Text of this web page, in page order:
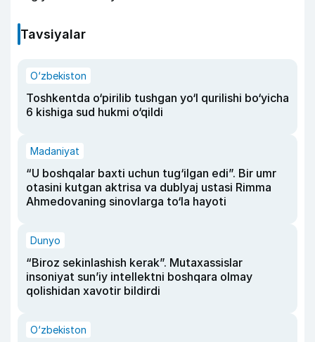
Tavsiyalar
O‘zbekiston
Toshkentda o‘pirilib tushgan yo‘l qurilishi bo‘yicha
6 kishiga sud hukmi o‘qildi
Madaniyat
“U boshqalar baxti uchun tug‘ilgan edi”. Bir umr
otasini kutgan aktrisa va dublyaj ustasi Rimma
Ahmedovaning sinovlarga to‘la hayoti
Dunyo
“Biroz sekinlashish kerak”. Mutaxassislar
insoniyat sun’iy intellektni boshqara olmay
qolishidan xavotir bildirdi
O‘zbekiston